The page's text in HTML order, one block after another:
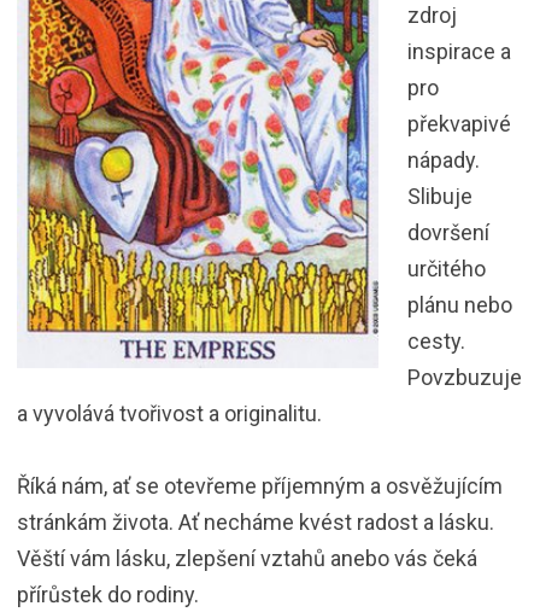
zdroj
inspirace a
pro
překvapivé
nápady.
Slibuje
dovršení
určitého
plánu nebo
cesty.
Povzbuzuje
a vyvolává tvořivost a originalitu.
Říká nám, ať se otevřeme příjemným a osvěžujícím
stránkám života. Ať necháme kvést radost a lásku.
Věští vám lásku, zlepšení vztahů anebo vás čeká
přírůstek do rodiny.